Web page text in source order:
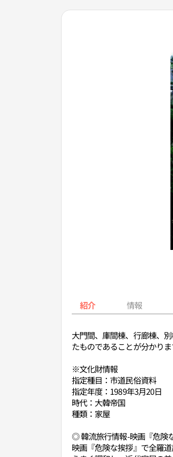
紹介 情報
大門間、庫間棟、行廊棟、
たものであることが分かり
※文化財情報
指定種目：市道民俗資料
指定年度：1989年3月20日
時代：大韓帝国
種類：家屋
◎ 韓流旅行情報-映画『危険
映画『危険な挨拶』で全羅